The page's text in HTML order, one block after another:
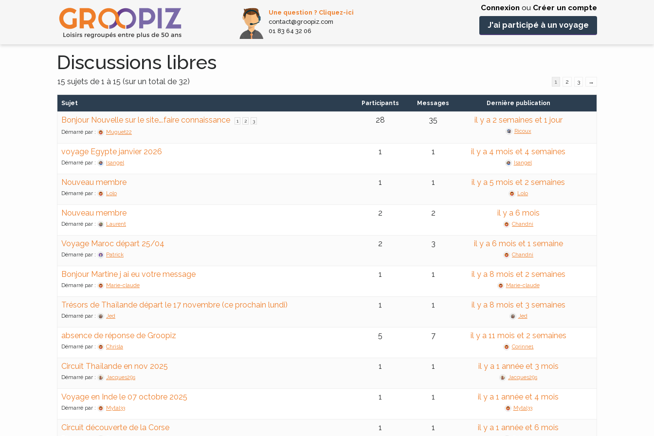
Une question ? Cliquez-ici
contact@groopiz.com
01 83 64 32 06
Connexionou Créer un compte
J'ai participé à un voyage
Discussions libres
15 sujets de 1 à 15 (sur un total de 32) 1 2 3 →
Sujet Participants Messages Dernière publication
Bonjour Nouvelle sur le site….faire connaissance 1 2 3
Démarré par : Muguet22
28 35 il y a 2 semaines et 1 jour
Ricoux
voyage Egypte janvier 2026
Démarré par : Isangel
1 1 il y a 4 mois et 4 semaines
Isangel
Nouveau membre
Démarré par : Lolo
1 1 il y a 5 mois et 2 semaines
Lolo
Nouveau membre
Démarré par : Laurent
2 2 il y a 6 mois
Chandni
Voyage Maroc départ 25/04
Démarré par : Patrick
2 3 il y a 6 mois et 1 semaine
Chandni
Bonjour Martine j ai eu votre message
Démarré par : Marie-claude
1 1 il y a 8 mois et 2 semaines
Marie-claude
Trésors de Thaïlande départ le 17 novembre (ce prochain lundi)
Démarré par : Jed
1 1 il y a 8 mois et 3 semaines
Jed
absence de réponse de Groopiz
Démarré par : Chrisla
5 7 il y a 11 mois et 2 semaines
Corinne1
Circuit Thaïlande en nov 2025
Démarré par : Jacques29s
1 1 il y a 1 année et 3 mois
Jacques29s
Voyage en Inde le 07 octobre 2025
Démarré par : Mytal33
1 1 il y a 1 année et 4 mois
Mytal33
Circuit découverte de la Corse 1 1 il y a 1 année et 6 mois